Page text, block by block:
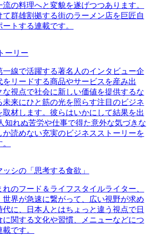
流の料理へと変貌を遂げつつあります。
て群雄割拠する街のラーメン店を巨匠自
トする連載です。
ーリー
一線で活躍する著名人のインタビュー企
をリードする商品やサービスを産み出
な視点で社会に新しい価値を提供するな
未来にひと筋の光を照らす注目のビジネ
取材します。彼らはいかにして結果を出
知れぬ苦労や仕事で得た意外な気づきな
か読めない充実のビジネスストーリーを
シの「思考する食欲」
のフード＆ライフスタイルライター、
世界が急速に繋がって、広い視野が求め
代に、日本人とはちょっと違う視点で日
に関する文化や習慣、メニューなどにつ
です。